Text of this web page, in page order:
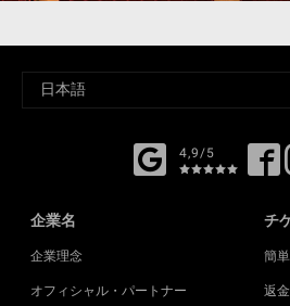
4,9/5
企業名
企業理念
オフィシャル・パートナー
チ
簡
返